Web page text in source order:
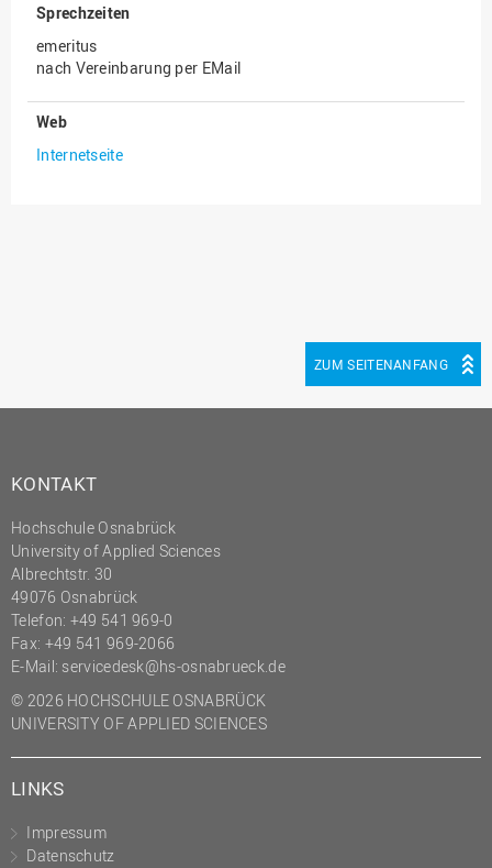
Kommunikation und
Marketing
Nachhaltigkeit
Personal
Studierendensekretariat
Studium und Lehre
Transfer- und
Innovationsmanagement
Sprechzeiten
emeritus
nach Vereinbarung per EMail
Web
Internetseite
ZUM SEITENANFANG
KONTAKT
Hochschule Osnabrück
University of Applied Sciences
Albrechtstr. 30
49076 Osnabrück
Telefon: +49 541 969-0
Fax: +49 541 969-2066
E-Mail: servicedesk@hs-osnabrueck.de
© 2026 HOCHSCHULE OSNABRÜCK
UNIVERSITY OF APPLIED SCIENCES
LINKS
Impressum
Datenschutz